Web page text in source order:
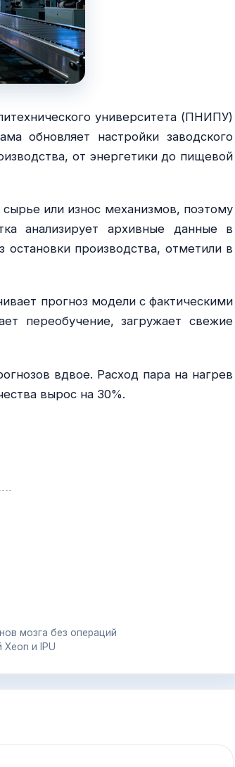
университета (ПНИПУ)
обновляет настройки заводского
от энергетики до пищевой
или износ механизмов, поэтому
анализирует архивные данные в
производства, отметили в
прогноз модели с фактическими
переобучение, загружает свежие
вдвое. Расход пара на нагрев
вырос на 30%.
мозга без операций
Xeon и IPU